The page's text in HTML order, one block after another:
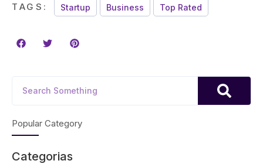
TAGS: Startup Business Top Rated
Popular Category
Categorias